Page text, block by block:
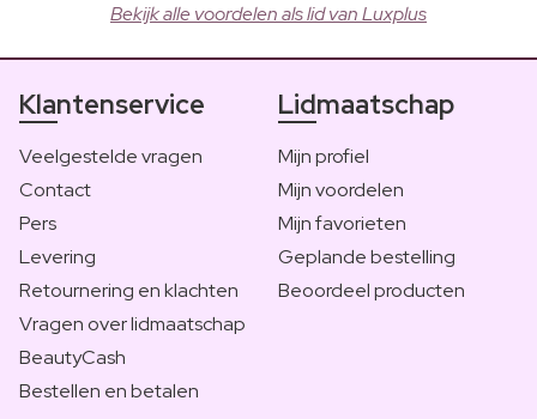
Bekijk alle voordelen als lid van Luxplus
Klantenservice
Veelgestelde vragen
Contact
Pers
Levering
Retournering en klachten
Vragen over lidmaatschap
BeautyCash
Bestellen en betalen
Lidmaatschap
Mijn profiel
Mijn voordelen
Mijn favorieten
Geplande bestelling
Beoordeel producten